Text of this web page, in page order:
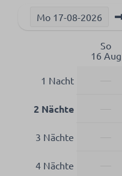
Mo 17-08-2026
So
16 Aug
1 Nacht
2 Nächte
3 Nächte
4 Nächte